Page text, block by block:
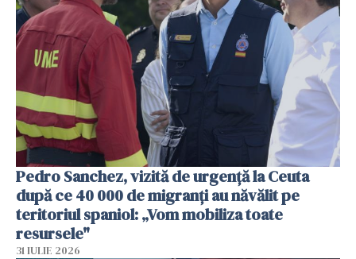
Pedro Sanchez, vizită de urgență la Ceuta
după ce 40 000 de migranți au năvălit pe
teritoriul spaniol: „Vom mobiliza toate
resursele"
31 IULIE 2026